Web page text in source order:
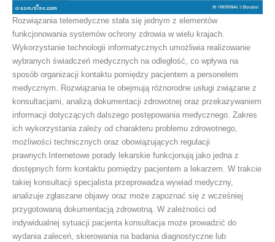
Rozwiązania telemedyczne stała się jednym z elementów
funkcjonowania systemów ochrony zdrowia w wielu krajach.
Wykorzystanie technologii informatycznych umożliwia realizowanie
wybranych świadczeń medycznych na odległość, co wpływa na
sposób organizacji kontaktu pomiędzy pacjentem a personelem
medycznym. Rozwiązania te obejmują różnorodne usługi związane z
konsultacjami, analizą dokumentacji zdrowotnej oraz przekazywaniem
informacji dotyczących dalszego postępowania medycznego. Zakres
ich wykorzystania zależy od charakteru problemu zdrowotnego,
możliwości technicznych oraz obowiązujących regulacji
prawnych.Internetowe porady lekarskie funkcjonują jako jedna z
dostępnych form kontaktu pomiędzy pacjentem a lekarzem. W trakcie
takiej konsultacji specjalista przeprowadza wywiad medyczny,
analizuje zgłaszane objawy oraz może zapoznać się z wcześniej
przygotowaną dokumentacją zdrowotną. W zależności od
indywidualnej sytuacji pacjenta konsultacja może prowadzić do
wydania zaleceń, skierowania na badania diagnostyczne lub